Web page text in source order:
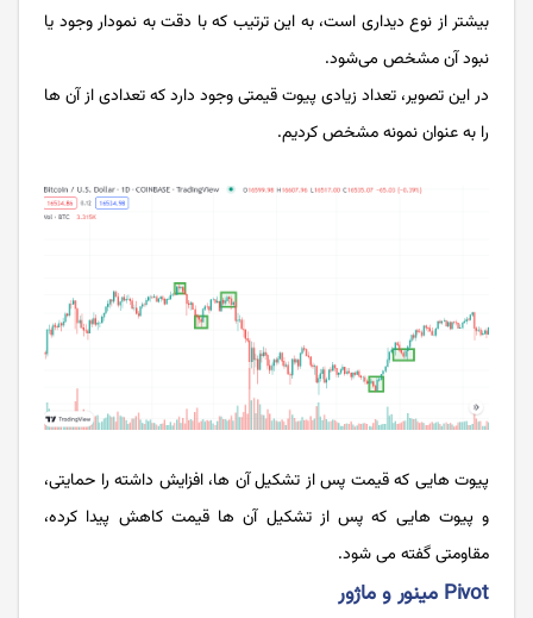
بیشتر از نوع دیداری است، به این ترتیب که با دقت به نمودار وجود یا
نبود آن مشخص می‌شود.
در این تصویر، تعداد زیادی پیوت قیمتی وجود دارد که تعدادی از آن ها
را به عنوان نمونه مشخص کردیم.
پیوت هایی که قیمت پس از تشکیل آن ها، افزایش داشته را حمایتی،
و پیوت هایی که پس از تشکیل آن ها قیمت کاهش پیدا کرده،
مقاومتی گفته می شود.
Pivot مینور و ماژور